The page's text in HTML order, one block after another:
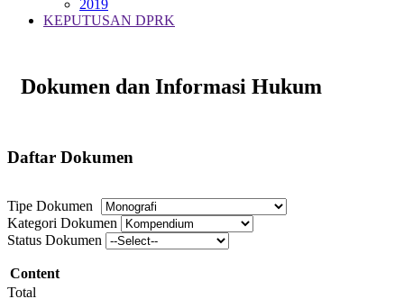
2019
KEPUTUSAN DPRK
Dokumen dan Informasi Hukum
Daftar Dokumen
Tipe Dokumen
Kategori Dokumen
Status Dokumen
Content
Total